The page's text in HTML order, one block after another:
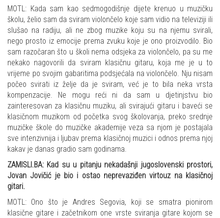
MOTL: Kada sam kao sedmogodišnje dijete krenuo u muzičku
školu, želio sam da sviram violončelo koje sam vidio na televiziji ili
slušao na radiju, ali ne zbog muzike koju su na njemu svirali,
nego prosto iz emocije prema zvuku koje je ono proizvodilo. Bio
sam razočaran što u školi nema odsjeka za violončelo, pa su me
nekako nagovorili da sviram klasičnu gitaru, koja me je u to
vrijeme po svojim gabaritima podsjećala na violončelo. Nju nisam
počeo svirati iz želje da je sviram, već je to bila neka vrsta
kompenzacije. Ne mogu reći ni da sam u djetinjstvu bio
zainteresovan za klasičnu muziku, ali svirajući gitaru i baveći se
klasičnom muzikom od početka svog školovanja, preko srednje
muzičke škole do muzičke akademije veza sa njom je postajala
sve intenzivnija i ljubav prema klasičnoj muzici i odnos prema njoj
kakav je danas gradio sam godinama.
ZAMISLI.BA: Kad su u pitanju nekadašnji jugoslovenski prostori,
Jovan Jovičić je bio i ostao neprevaziđen virtouz na klasičnoj
gitari.
MOTL: Ono što je Andres Segovia, koji se smatra pionirom
klasične gitare i začetnikom one vrste sviranja gitare kojom se